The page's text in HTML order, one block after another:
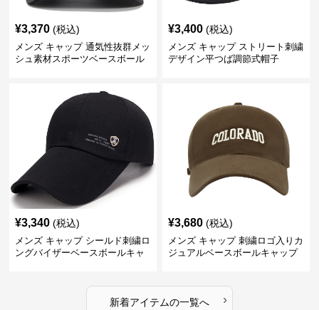
¥3,370 (税込)
メンズ キャップ 通気性抜群メッ
シュ素材スポーツベースボール
¥3,400 (税込)
メンズ キャップ ストリート刺繍
デザイン平つば調節式帽子
¥3,340 (税込)
メンズ キャップ シールド刺繍ロ
ングバイザーベースボールキャ
¥3,680 (税込)
メンズ キャップ 刺繍ロゴ入りカ
ジュアルベースボールキャップ
新着アイテムの一覧へ ›